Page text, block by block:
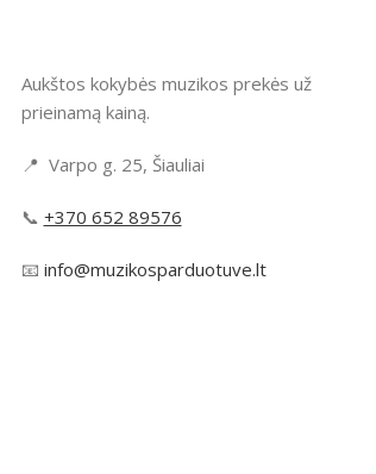
Aukštos kokybės muzikos prekės už
prieinamą kainą.
📍 Varpo g. 25, Šiauliai
📞 +370 652 89576
📧 info@muzikosparduotuve.lt